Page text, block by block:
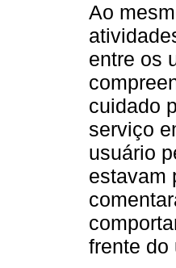
Ao
entre os
cuidado
serviço
usuário
estavam
frente do